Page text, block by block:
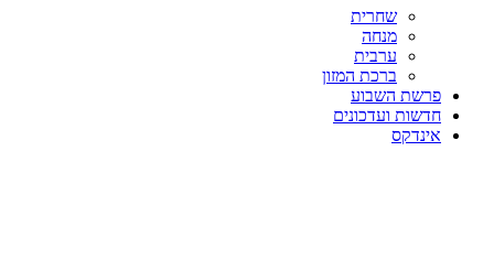
שחרית
מנחה
ערבית
ברכת המזון
פרשת השבוע
חדשות ועדכונים
אינדקס